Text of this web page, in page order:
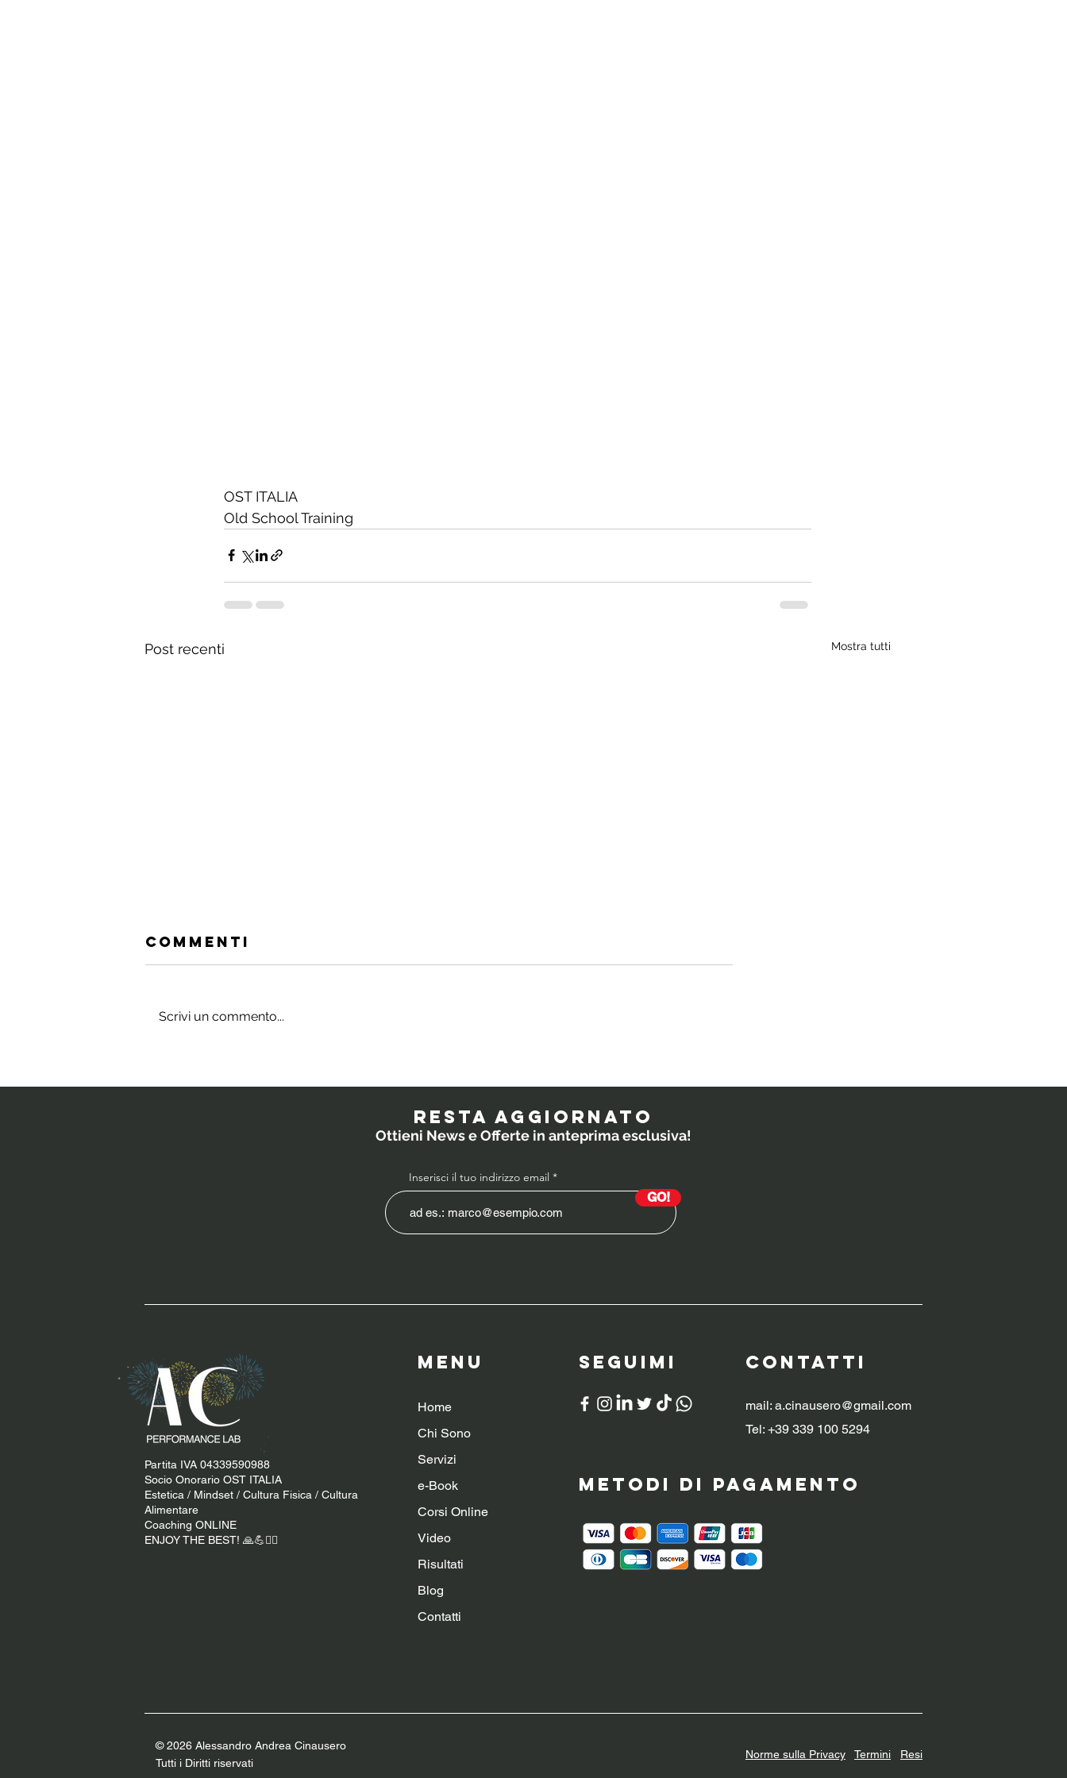
OST ITALIA
Old School Training
Post recenti Mostra tutti
che stimolano
probiotici
medici ai
bambini?
POWERBUILDING
Commenti
Scrivi un commento...
RESTA AGGIORNATO
Ottieni News e Offerte in anteprima esclusiva!
Inserisci il tuo indirizzo email
GO!
Partita IVA 04339590988
Socio Onorario OST ITALIA
Estetica / Mindset / Cultura Fisica / Cultura
Alimentare
Coaching ONLINE
ENJOY THE BEST! 🙏​💪​​❤️‍🔥​
Menu
Home
Chi Sono
Servizi
e-Book
Corsi Online
Video
Risultati
Blog
Contatti
SeguiMI CONTATTI
mail: a.cinausero@gmail.com
Tel: +39 339 100 5294
Metodi di pagamento
© 2026 Alessandro Andrea Cinausero
Tutti i Diritti riservati
Norme sulla Privacy Termini Resi